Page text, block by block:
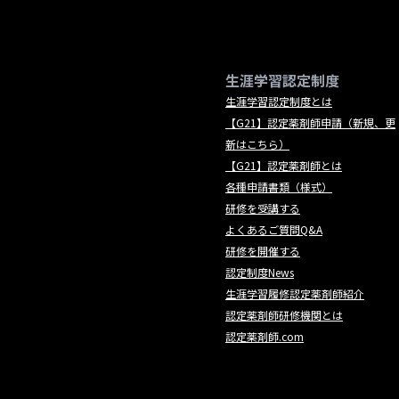
生涯学習認定制度
生涯学習認定制度とは
【G21】認定薬剤師申請（新規、更
新はこちら）
【G21】認定薬剤師とは
各種申請書類（様式）
研修を受講する
よくあるご質問Q&A
研修を開催する
認定制度News
生涯学習履修認定薬剤師紹介
認定薬剤師研修機関とは
認定薬剤師.com